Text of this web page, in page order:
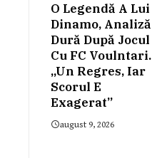
O Legendă A Lui
Dinamo, Analiză
Dură După Jocul
Cu FC Voulntari.
„Un Regres, Iar
Scorul E
Exagerat”
august 9, 2026